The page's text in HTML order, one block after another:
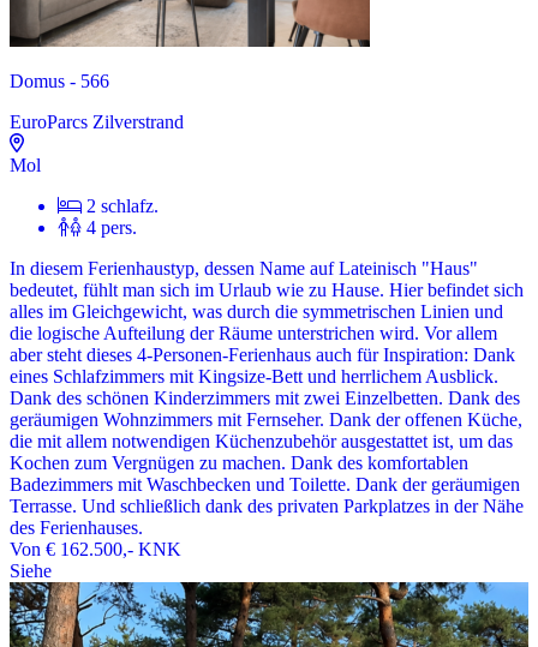
Domus - 566
EuroParcs Zilverstrand
Mol
2 schlafz.
4 pers.
In diesem Ferienhaustyp, dessen Name auf Lateinisch "Haus"
bedeutet, fühlt man sich im Urlaub wie zu Hause. Hier befindet sich
alles im Gleichgewicht, was durch die symmetrischen Linien und
die logische Aufteilung der Räume unterstrichen wird. Vor allem
aber steht dieses 4-Personen-Ferienhaus auch für Inspiration: Dank
eines Schlafzimmers mit Kingsize-Bett und herrlichem Ausblick.
Dank des schönen Kinderzimmers mit zwei Einzelbetten. Dank des
geräumigen Wohnzimmers mit Fernseher. Dank der offenen Küche,
die mit allem notwendigen Küchenzubehör ausgestattet ist, um das
Kochen zum Vergnügen zu machen. Dank des komfortablen
Badezimmers mit Waschbecken und Toilette. Dank der geräumigen
Terrasse. Und schließlich dank des privaten Parkplatzes in der Nähe
des Ferienhauses.
Von € 162.500,- KNK
Siehe